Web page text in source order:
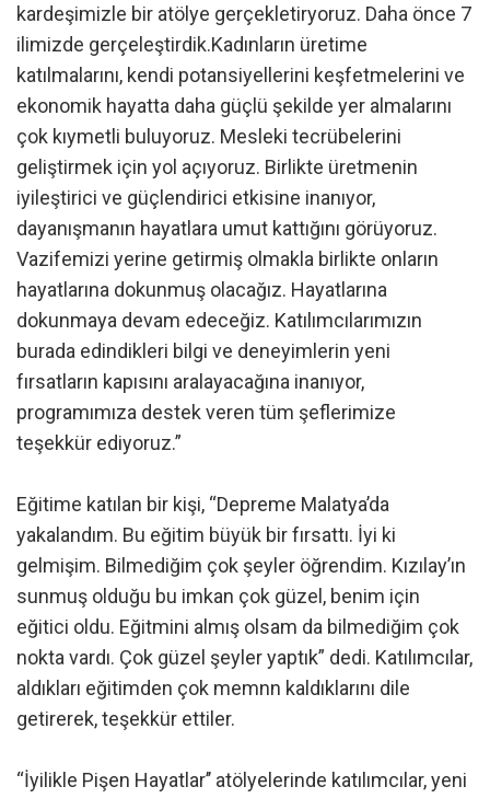
kardeşimizle bir atölye gerçekletiryoruz. Daha önce 7
ilimizde gerçeleştirdik.Kadınların üretime
katılmalarını, kendi potansiyellerini keşfetmelerini ve
ekonomik hayatta daha güçlü şekilde yer almalarını
çok kıymetli buluyoruz. Mesleki tecrübelerini
geliştirmek için yol açıyoruz. Birlikte üretmenin
iyileştirici ve güçlendirici etkisine inanıyor,
dayanışmanın hayatlara umut kattığını görüyoruz.
Vazifemizi yerine getirmiş olmakla birlikte onların
hayatlarına dokunmuş olacağız. Hayatlarına
dokunmaya devam edeceğiz. Katılımcılarımızın
burada edindikleri bilgi ve deneyimlerin yeni
fırsatların kapısını aralayacağına inanıyor,
programımıza destek veren tüm şeflerimize
teşekkür ediyoruz.”
Eğitime katılan bir kişi, “Depreme Malatya’da
yakalandım. Bu eğitim büyük bir fırsattı. İyi ki
gelmişim. Bilmediğim çok şeyler öğrendim. Kızılay’ın
sunmuş olduğu bu imkan çok güzel, benim için
eğitici oldu. Eğitmini almış olsam da bilmediğim çok
nokta vardı. Çok güzel şeyler yaptık” dedi. Katılımcılar,
aldıkları eğitimden çok memnn kaldıklarını dile
getirerek, teşekkür ettiler.
“İyilikle Pişen Hayatlar’’ atölyelerinde katılımcılar, yeni